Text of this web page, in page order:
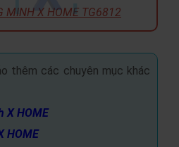
MINH X HOME TG6812
thêm các chuyên mục khác
X HOME
HOME